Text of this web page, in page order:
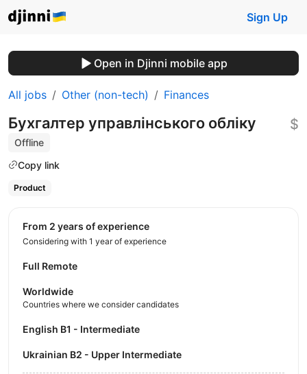
Sign Up
Open in Djinni mobile app
All jobs Other (non-tech) Finances
Бухгалтер управлінського обліку
Offline
Copy link
$
Product
from 2 years of experience
Considering with 1 year of experience
Full Remote
Worldwide
Countries where we consider candidates
English B1 - Intermediate
Ukrainian B2 - Upper Intermediate